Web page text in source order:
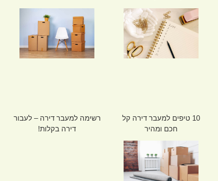
10 טיפים למעבר דירה קל
חכם ומהיר
רשימה למעבר דירה – לעבור
דירה בקלות!